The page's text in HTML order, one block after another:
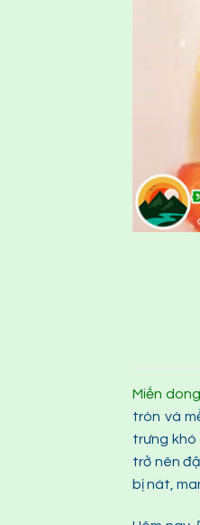
Miến
tròn và
trưng khó
trở nên
bị nát,